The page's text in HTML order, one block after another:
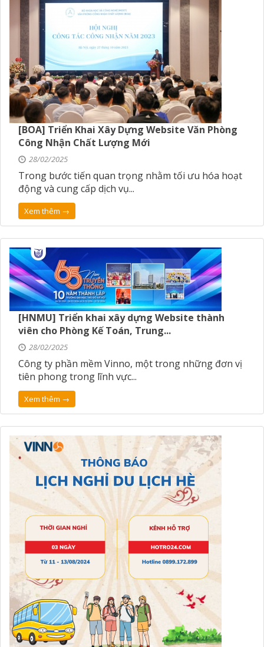
[BOA] Triển Khai Xây Dựng Website Văn Phòng
Công Nhận Chất Lượng Mới
28/02/2025
Trong bước tiến quan trọng nhằm tối ưu hóa hoạt
động và cung cấp dịch vụ...
Xem thêm →
[HNMU] Triển khai xây dựng Website thành
viên cho Phòng Kế Toán, Trung...
28/02/2025
Công ty phần mềm Vinno, một trong những đơn vị
tiên phong trong lĩnh vực...
Xem thêm →